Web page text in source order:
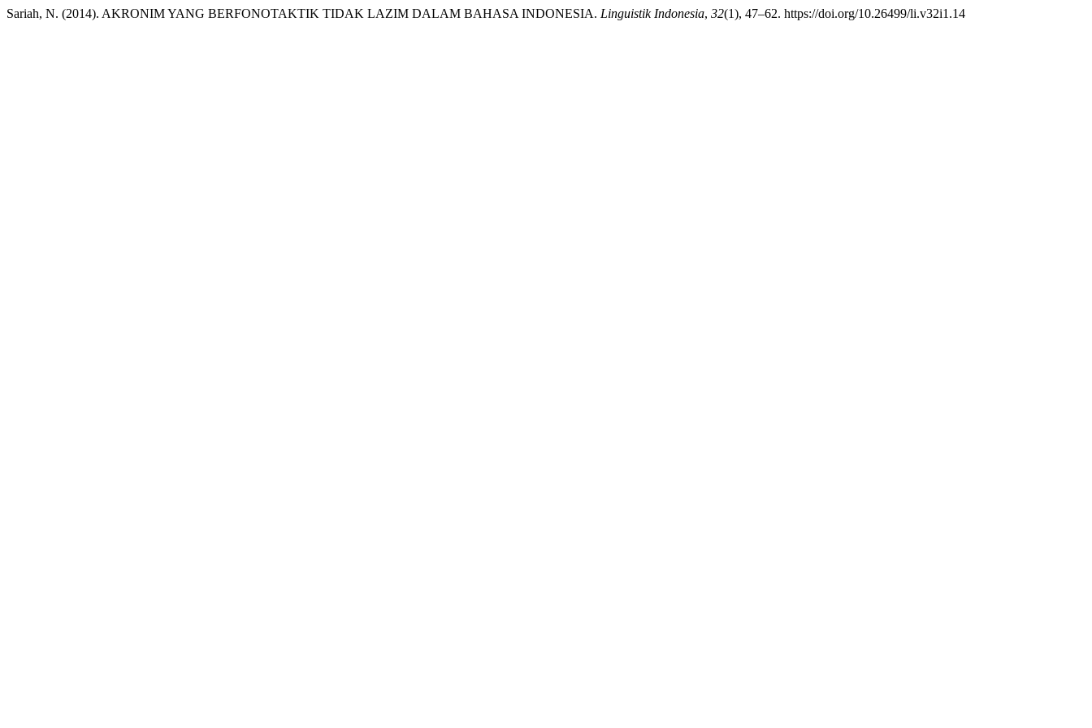
Sariah, N. (2014). AKRONIM YANG BERFONOTAKTIK TIDAK LAZIM DALAM BAHASA INDONESIA. Linguistik Indonesia, 32(1), 47–62. https://doi.org/10.26499/li.v32i1.14